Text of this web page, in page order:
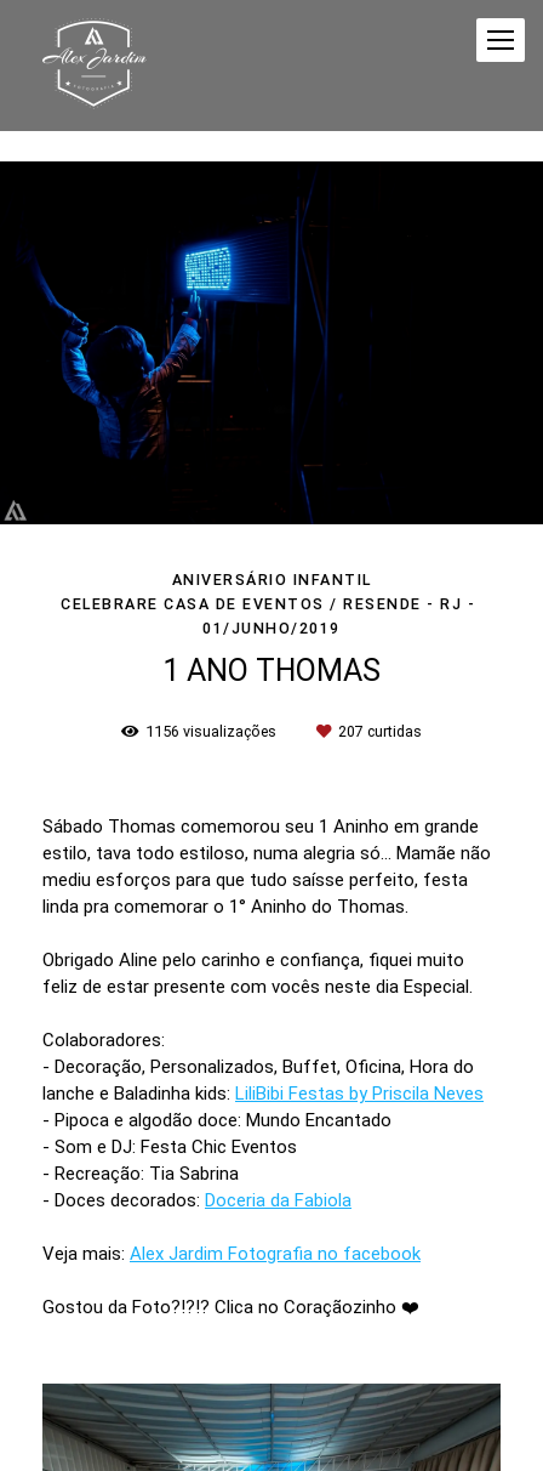
ANIVERSÁRIO INFANTIL
CELEBRARE CASA DE EVENTOS / RESENDE - RJ
01/JUNHO/2019
1 ANO THOMAS
1156 visualizações 207 curtidas
Sábado Thomas comemorou seu 1 Aninho em grande
estilo, tava todo estiloso, numa alegria só... Mamãe não
mediu esforços para que tudo saísse perfeito, festa
linda pra comemorar o 1° Aninho do Thomas.
Obrigado Aline pelo carinho e confiança, fiquei muito
feliz de estar presente com vocês neste dia Especial.
Colaboradores:
- Decoração, Personalizados, Buffet, Oficina, Hora do
lanche e Baladinha kids: LiliBibi Festas by Priscila Neves
- Pipoca e algodão doce: Mundo Encantado
- Som e DJ: Festa Chic Eventos
- Recreação: Tia Sabrina
- Doces decorados: Doceria da Fabiola
Veja mais: Alex Jardim Fotografia no facebook
Gostou da Foto?!?!? Clica no Coraçãozinho ❤️